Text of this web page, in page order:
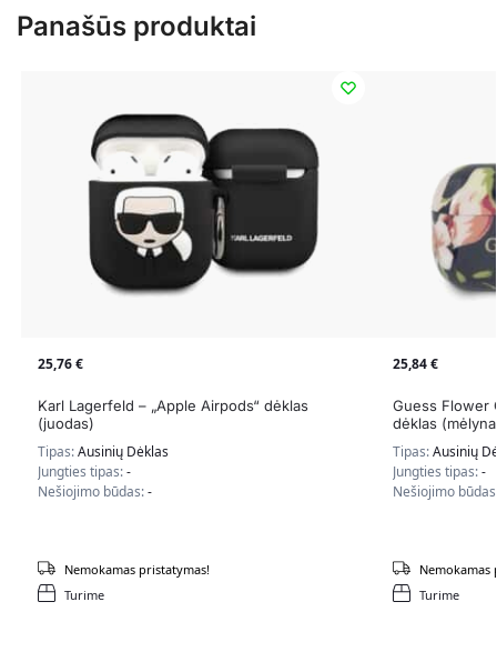
Panašūs produktai
25,76€
Karl Lagerfeld – „Apple Airpods“ dėklas
(juodas)
Tipas:Ausinių Dėklas
Jungties tipas:-
Nešiojimo būdas:-
Turime
Nemokamas pristatymas!
25,84€
Guess Flower
dėklas
Tipas:Ausinių
Jungties tipas:-
Nešiojimo
Turime
Nemokamas